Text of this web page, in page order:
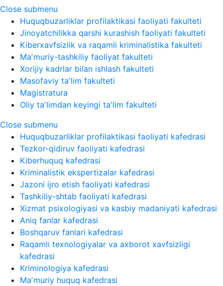
Close submenu
Huquqbuzarliklar profilaktikasi faoliyati fakulteti
Jinoyatchilikka qarshi kurashish faoliyati fakulteti
Kiberxavfsizlik va raqamli kriminalistika fakulteti
Maʼmuriy-tashkiliy faoliyat fakulteti
Xorijiy kadrlar bilan ishlash fakulteti
Masofaviy taʼlim fakulteti
Magistratura
Oliy taʼlimdan keyingi taʼlim fakulteti
Close submenu
Huquqbuzarliklar profilaktikasi faoliyati kafedrasi
Tezkor-qidiruv faoliyati kafedrasi
Kiberhuquq kafedrasi
Kriminalistik ekspertizalar kafedrasi
Jazoni ijro etish faoliyati kafedrasi
Tashkiliy-shtab faoliyati kafedrasi
Xizmat psixologiyasi va kasbiy madaniyati kafedrasi
Aniq fanlar kafedrasi
Boshqaruv fanlari kafedrasi
Raqamli texnologiyalar va axborot xavfsizligi
kafedrasi
Kriminologiya kafedrasi
Maʼmuriy huquq kafedrasi